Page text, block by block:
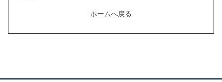
ホームへ戻る